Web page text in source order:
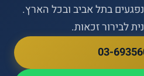
נפגעים בתל אביב ובכל הארץ.
לבירור זכאות.
03-